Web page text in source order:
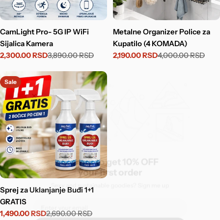
CamLight Pro- 5G IP WiFi
Sijalica Kamera
Sale
2,300.00 RSD
Regular
3,890.00 RSD
Metalne Organizer Police za
Kupatilo (4 KOMADA)
Sale
2,190.00 RSD
Regular
4,000.00 RSD
Sale
Sprej za Uklanjanje Buđi 1+1
GRATIS
Sale
1,490.00 RSD
Regular
2,690.00 RSD
Sign up to get 10% OFF
your first order
Sexy and sustainable goodies? Sign me up
Email